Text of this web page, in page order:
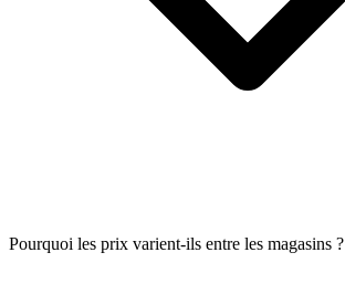
Pourquoi les prix varient-ils entre les magasins ?